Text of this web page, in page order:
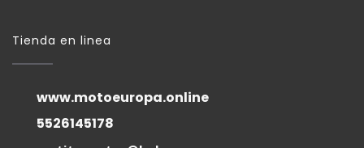
Tienda en linea
www.motoeuropa.online
5526145178